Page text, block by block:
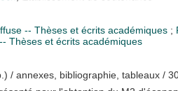
-- Thèses et écrits académiques ;
Thèses et écrits académiques
/ annexes, bibliographie, tableaux /